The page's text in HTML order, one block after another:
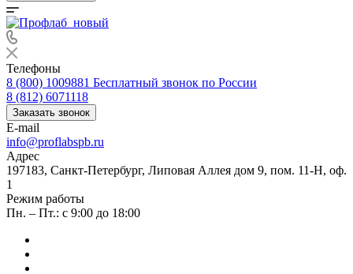
Телефоны
8 (800) 1009881 Бесплатный звонок по России
8 (812) 6071118
Заказать звонок
E-mail
info@proflabspb.ru
Адрес
197183, Санкт-Петербург, Липовая Аллея дом 9, пом. 11-Н, оф.
1
Режим работы
Пн. – Пт.: с 9:00 до 18:00